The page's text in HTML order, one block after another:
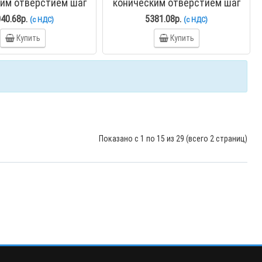
со ступицей PHS
06B-1TB54
(с НДС)
Купить
9,525 мм со ступицей PHS
06B-1TB57
5381.08р.(с НДС)
Купить
Показано с 1 по 15 из 29 (всего 2 страниц)